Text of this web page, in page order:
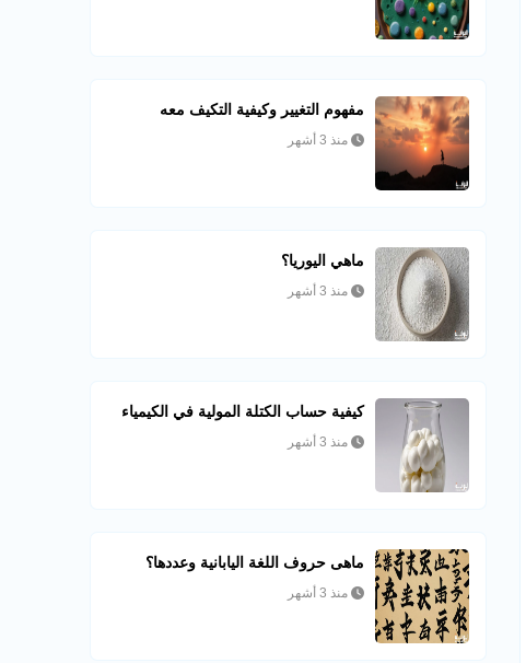
مفهوم التغيير وكيفية التكيف معه
منذ 3 أشهر
ماهي اليوريا؟
منذ 3 أشهر
كيفية حساب الكتلة المولية في الكيمياء
منذ 3 أشهر
ماهى حروف اللغة اليابانية وعددها؟
منذ 3 أشهر